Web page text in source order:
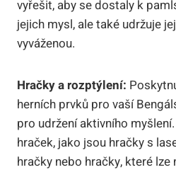
vyřešit, aby se dostaly ‌k
jejich mysl, ale také udržuje
vyváženou.
Hračky a rozptýlení:
herních prvků pro ⁤vaší
pro udržení aktivního
hraček, jako jsou hračky s⁣
hračky nebo hračky, které